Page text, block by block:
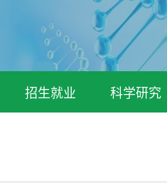
招生就业 科学研究